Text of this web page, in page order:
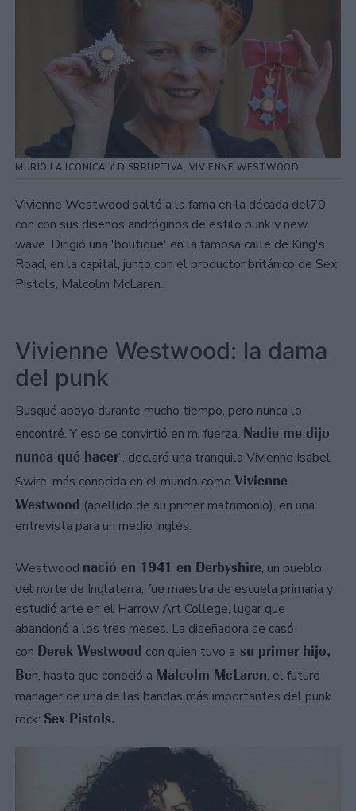
MURIÓ LA ICÓNICA Y DISRRUPTIVA, VIVIENNE WESTWOOD
Vivienne Westwood saltó a la fama en la década del70
con con sus diseños andróginos de estilo punk y new
wave. Dirigió una 'boutique' en la famosa calle de King's
Road, en la capital, junto con el productor británico de Sex
Pistols, Malcolm McLaren.
Vivienne Westwood: la dama
del punk
Busqué apoyo durante mucho tiempo, pero nunca lo
encontré. Y eso se convirtió en mi fuerza. Nadie me dijo
nunca qué hacer”, declaró una tranquila Vivienne Isabel
Swire, más conocida en el mundo como Vivienne
Westwood (apellido de su primer matrimonio), en una
entrevista para un medio inglés.
Westwood nació en 1941 en Derbyshire, un pueblo
del norte de Inglaterra, fue maestra de escuela primaria y
estudió arte en el Harrow Art College, lugar que
abandonó a los tres meses. La diseñadora se casó
con Derek Westwood con quien tuvo a su primer hijo,
Ben, hasta que conoció a Malcolm McLaren, el futuro
manager de una de las bandas más importantes del punk
rock: Sex Pistols.